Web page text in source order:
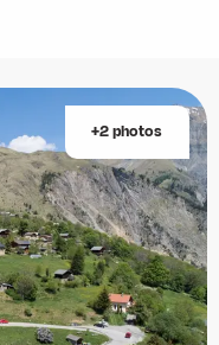
+2 photos